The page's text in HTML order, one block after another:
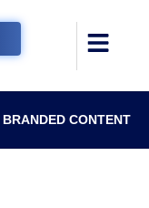
BRANDED CONTENT